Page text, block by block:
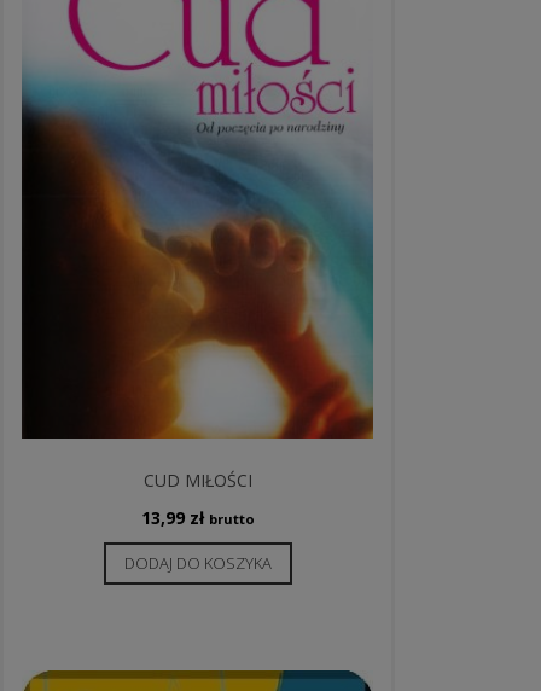
CUD MIŁOŚCI
13,99 zł brutto
DODAJ DO KOSZYKA